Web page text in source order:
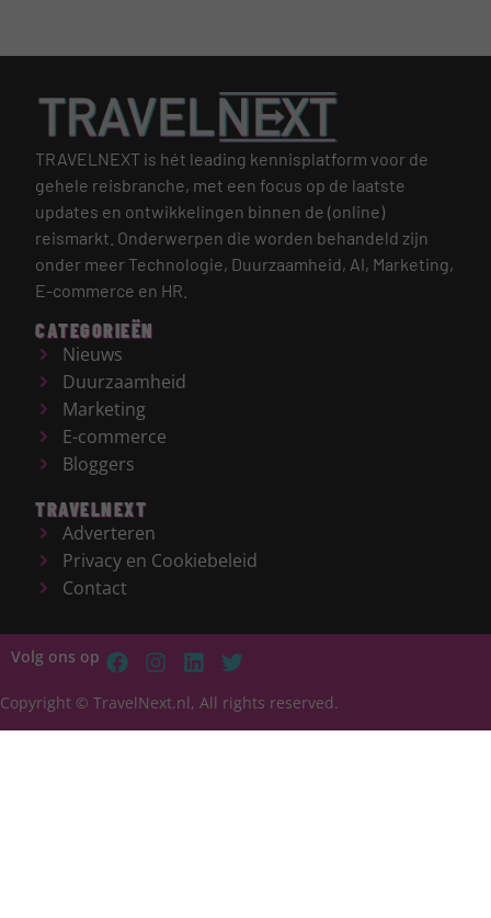
TRAVELNEXT is hét leading kennisplatform voor de
gehele reisbranche, met een focus op de laatste
updates en ontwikkelingen binnen de (online)
reismarkt. Onderwerpen die worden behandeld zijn
onder meer Technologie, Duurzaamheid, AI, Marketing,
E-commerce en HR.
CATEGORIEËN
Nieuws
Duurzaamheid
Marketing
E-commerce
Bloggers
TRAVELNEXT
Adverteren
Privacy en Cookiebeleid
Contact
Volg ons op
Copyright © TravelNext.nl, All rights reserved.